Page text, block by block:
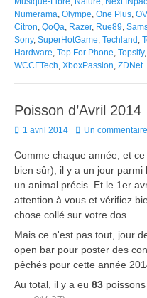
Numerama, Olympe, One Plus,
Citron, QoQa, Razer, Rue89,
Sony, SuperHotGame, Techland ,
Hardware, Top For Phone, Topsify,
WCCFTech, XboxPassion, ZDNet
Poisson d’Avril 2014
Posted
1 avril 2014 Un commentaire
Comme chaque année, et
bien sûr), il y a un jour
un animal précis. Et le 1er
attention à vous et vérifiez
chose collé sur votre dos.
Mais ce n'est pas tout, jour
open bar pour poster des
pêchés pour cette année
Au total, il y a eu 83